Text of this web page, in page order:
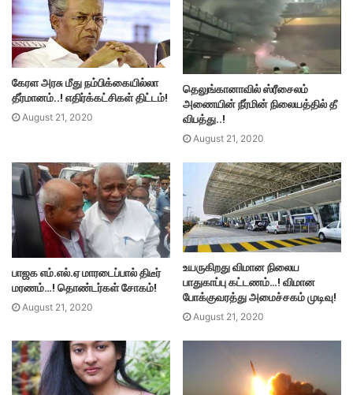
கேரள அரசு மீது நம்பிக்கையில்லா
தீர்மானம்..! எதிர்க்கட்சிகள் திட்டம்!
August 21, 2020
தெலுங்கானாவில் ஸ்ரீசைலம்
அணையின் நீர்மின் நிலையத்தில் தீ
விபத்து..!
August 21, 2020
பாஜக எம்.எல்.ஏ மாரடைப்பால் திடீர்
மரணம்…! தொண்டர்கள் சோகம்!
August 21, 2020
உயருகிறது விமான நிலைய
பாதுகாப்பு கட்டணம்…! விமான
போக்குவரத்து அமைச்சகம் முடிவு!
August 21, 2020